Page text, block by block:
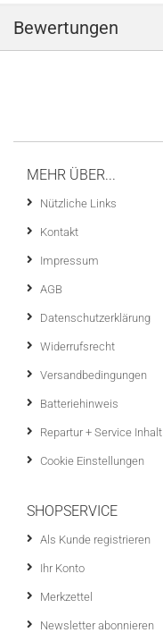
Bewertungen
MEHR ÜBER...
Nützliche Links
Kontakt
Impressum
AGB
Datenschutzerklärung
Widerrufsrecht
Versandbedingungen
Batteriehinweis
Repartur + Service Inhalt
Cookie Einstellungen
SHOPSERVICE
Als Kunde registrieren
Ihr Konto
Merkzettel
Newsletter abonnieren